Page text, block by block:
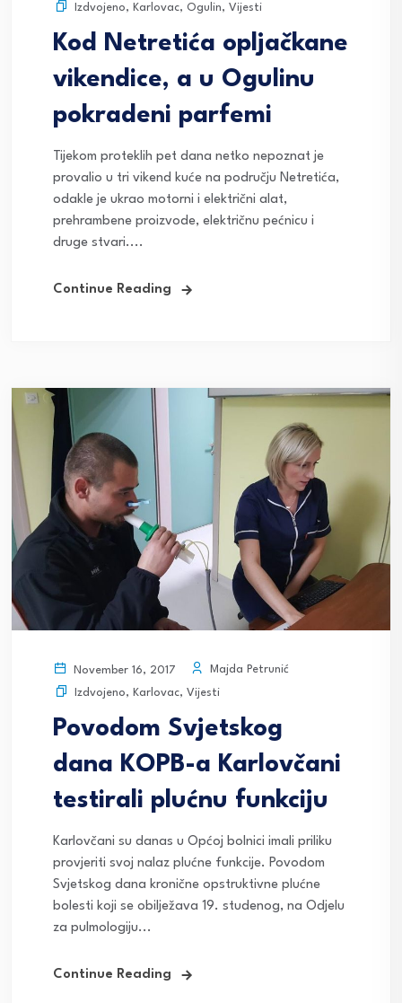
Izdvojeno, Karlovac, Ogulin, Vijesti
Kod Netretića opljačkane
vikendice, a u Ogulinu
pokradeni parfemi
Tijekom proteklih pet dana netko nepoznat je
provalio u tri vikend kuće na području Netretića,
odakle je ukrao motorni i električni alat,
prehrambene proizvode, električnu pećnicu i
druge stvari....
Continue Reading
November 16, 2017
Majda Petrunić
Izdvojeno, Karlovac, Vijesti
Povodom Svjetskog
dana KOPB-a Karlovčani
testirali plućnu funkciju
Karlovčani su danas u Općoj bolnici imali priliku
provjeriti svoj nalaz plućne funkcije. Povodom
Svjetskog dana kronične opstruktivne plućne
bolesti koji se obilježava 19. studenog, na Odjelu
za pulmologiju...
Continue Reading